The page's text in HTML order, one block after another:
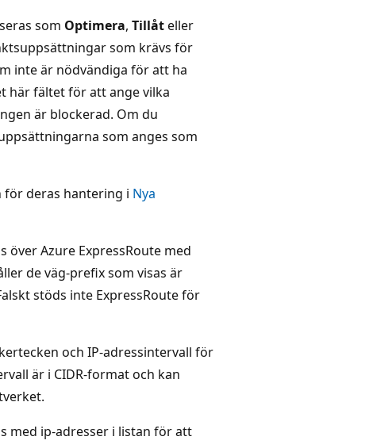
som Optimera, Tillåteller
som krävs för
inte är nödvändiga för att ha
här fältet för att ange vilka
är blockerad. Om du
som anges som
för deras hantering i Nya
Azure ExpressRoute med
de väg-prefix som visas är
stöds inte ExpressRoute för
och IP-adressintervall för
är i CIDR-format och kan
med ip-adresser i listan för att